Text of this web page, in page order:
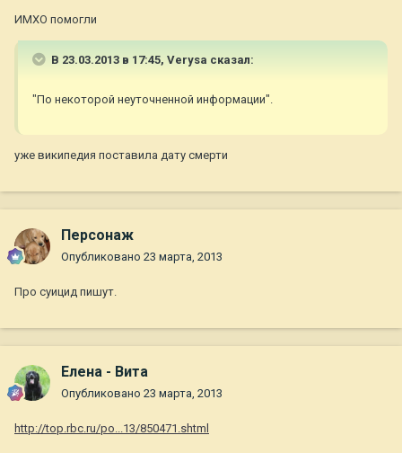
ИМХО помогли
В 23.03.2013 в 17:45, Verysa сказал:
"По некоторой неуточненной информации".
уже википедия поставила дату смерти
Персонаж
Опубликовано 23 марта, 2013
Про суицид пишут.
Елена - Вита
Опубликовано 23 марта, 2013
http://top.rbc.ru/po...13/850471.shtml